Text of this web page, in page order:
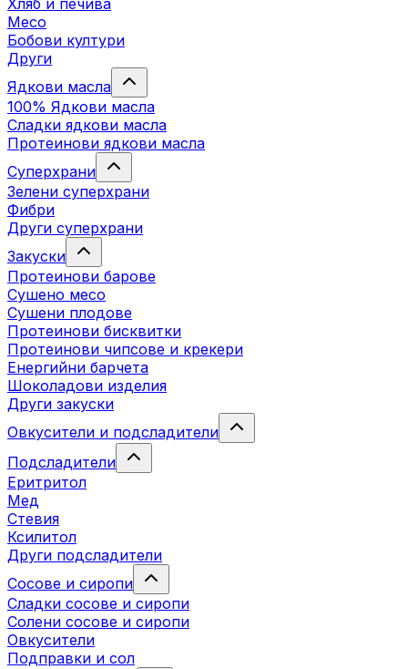
Хляб и печива
Месо
Бобови култури
Други
Ядкови масла
100% Ядкови масла
Сладки ядкови масла
Протеинови ядкови масла
Суперхрани
Зелени суперхрани
Фибри
Други суперхрани
3акуски
Протеинови бaрове
Сушено месо
Сушени плодове
Протеинови бисквитки
Протеинови чипсове и крекери
Енергийни барчета
Шоколадови изделия
Други закуски
Овкусители и подсладители
Подсладители
Еритритол
Мед
Стевия
Ксилитол
Други подсладители
Сосове и сиропи
Сладки сосове и сиропи
Солени сосове и сиропи
Овкусители
Подправки и сол